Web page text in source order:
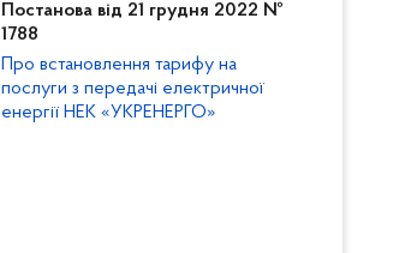
Постанова від 21 грудня 2022 №
1788
Про встановлення тарифу на
послуги з передачі електричної
енергії НЕК «УКРЕНЕРГО»